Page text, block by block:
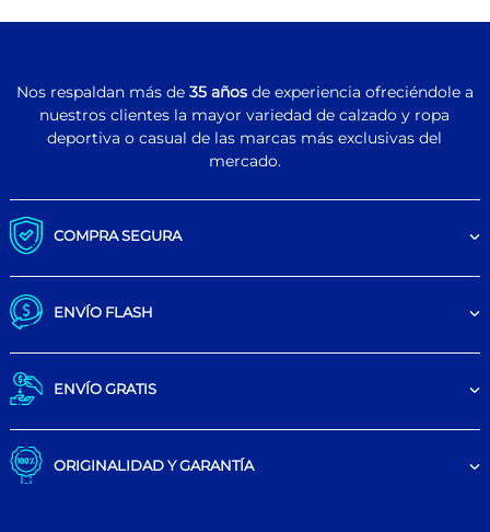
Nos respaldan más de 35 añosde experiencia ofreciéndole a
nuestros clientes la mayor variedad de calzado y ropa
deportiva o casual de las marcas más exclusivas del
mercado.
COMPRA SEGURA
ENVÍO FLASH
ENVÍO GRATIS
ORIGINALIDAD Y GARANTÍA